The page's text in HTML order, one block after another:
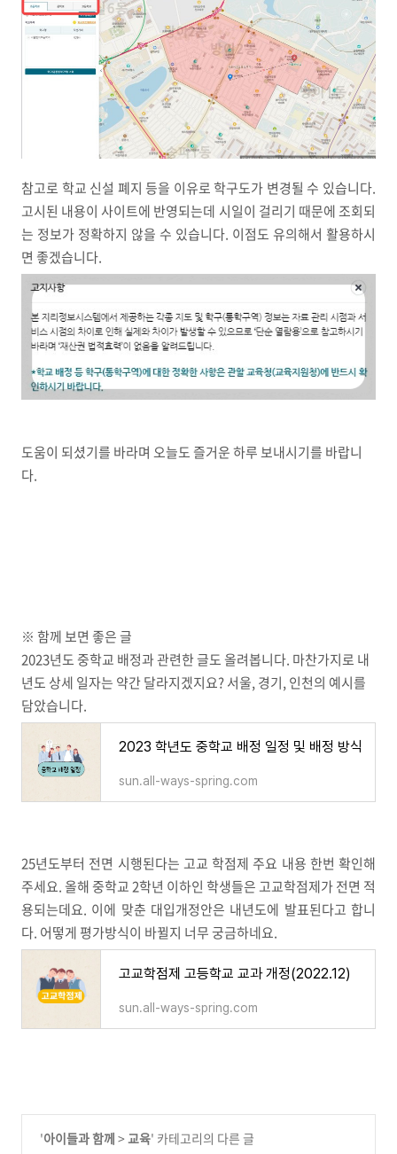
참고로 학교 신설 폐지 등을 이유로 학구도가 변경될 수 있습니다.
고시된 내용이 사이트에 반영되는데 시일이 걸리기 때문에 조회되
는 정보가 정확하지 않을 수 있습니다. 이점도 유의해서 활용하시
면 좋겠습니다.
도움이 되셨기를 바라며 오늘도 즐거운 하루 보내시기를 바랍니
다.
※ 함께 보면 좋은 글
2023년도 중학교 배정과 관련한 글도 올려봅니다. 마찬가지로 내
년도 상세 일자는 약간 달라지겠지요? 서울, 경기, 인천의 예시를
담았습니다.
2023 학년도 중학교 배정 일정 및 배정 방식
sun.all-ways-spring.com
25년도부터 전면 시행된다는 고교 학점제 주요 내용 한번 확인해
주세요. 올해 중학교 2학년 이하인 학생들은 고교학점제가 전면 적
용되는데요. 이에 맞춘 대입개정안은 내년도에 발표된다고 합니
다. 어떻게 평가방식이 바뀔지 너무 궁금하네요.
고교학점제 고등학교 교과 개정(2022.12)
sun.all-ways-spring.com
'아이들과 함께 >교육' 카테고리의 다른 글